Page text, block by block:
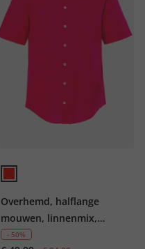
Overhemd, halflange
mouwen, linnenmix,
opstaande kraag, modern
- 50%